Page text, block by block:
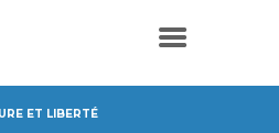
ET LIBERTÉ